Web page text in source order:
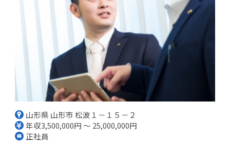
山形県 山形市 松波１－１５－２
年収3,500,000円 ～ 25,000,000円
正社員